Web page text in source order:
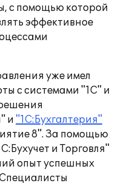
с помощью которой
эффективное
уже имел
с системами "1С" и
и "1С:Бухгалтерия"
8". За помощью
и Торговля"
опыт успешных